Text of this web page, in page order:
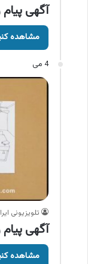
آگهی
مشاهده
4 می
تلویزیونی
آگهی
مشاهده